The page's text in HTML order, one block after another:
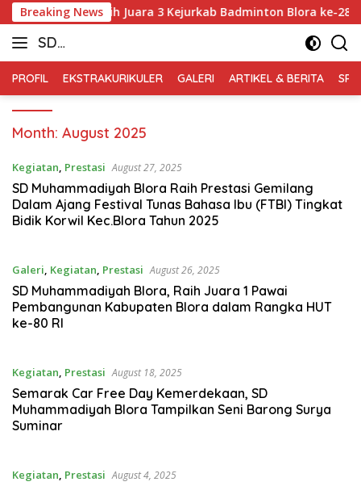
Skip
to
content
Breaking News
Arthanabil Raih Juara 3 Kejurkab Badminton Blora ke-28
SD
Muhammadiyah
Blora
PROFIL EKSTRAKURIKULER GALERI ARTIKEL & BERITA
Month: August 2025
Kegiatan, Prestasi August 27, 2025
SD Muhammadiyah Blora Raih Prestasi Gemilang
Dalam Ajang Festival Tunas Bahasa Ibu (FTBI) Tingkat
Bidik Korwil Kec.Blora Tahun 2025
Galeri, Kegiatan, Prestasi August 26, 2025
SD Muhammadiyah Blora, Raih Juara 1 Pawai
Pembangunan Kabupaten Blora dalam Rangka HUT
ke-80 RI
Kegiatan, Prestasi August 18, 2025
Semarak Car Free Day Kemerdekaan, SD
Muhammadiyah Blora Tampilkan Seni Barong Surya
Suminar
Kegiatan, Prestasi August 4, 2025